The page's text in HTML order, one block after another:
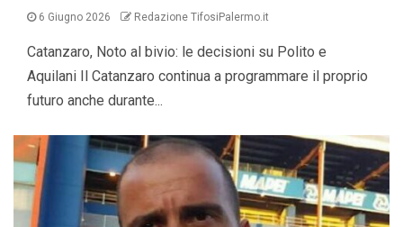
6 Giugno 2026 Redazione TifosiPalermo.it
Catanzaro, Noto al bivio: le decisioni su Polito e
Aquilani Il Catanzaro continua a programmare il proprio
futuro anche durante...